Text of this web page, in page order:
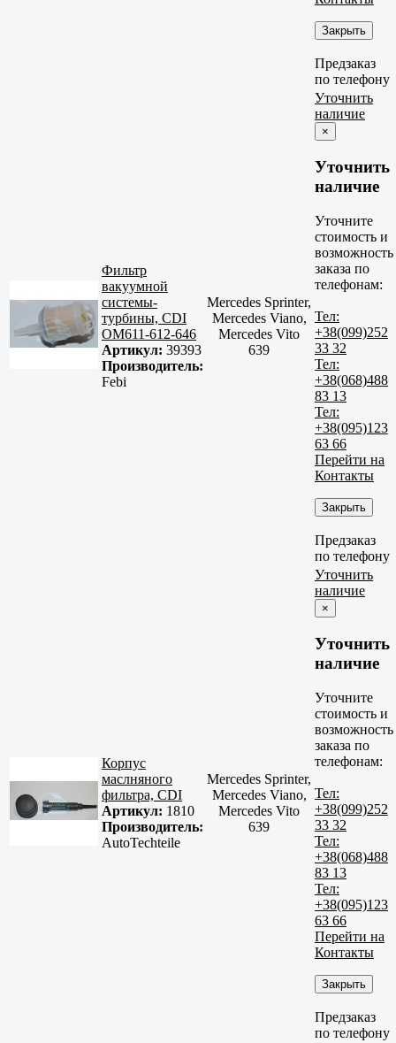
Закрыть
Предзаказ
по телефону
Фильтр
вакуумной
системы-
турбины, CDI
OM611-612-646
Артикул: 39393
Производитель:
Febi
Mercedes Sprinter,
Mercedes Viano,
Mercedes Vito
639
Уточнить
наличие
×
Уточнить
наличие
Уточните
стоимость и
возможность
заказа по
телефонам:
Тел:
+38(099)252
33 32
Тел:
+38(068)488
83 13
Тел:
+38(095)123
63 66
Перейти на
Контакты
Закрыть
Предзаказ
по телефону
Корпус
маслняного
фильтра, CDI
Артикул: 1810
Производитель:
AutoTechteile
Mercedes Sprinter,
Mercedes Viano,
Mercedes Vito
639
Уточнить
наличие
×
Уточнить
наличие
Уточните
стоимость и
возможность
заказа по
телефонам:
Тел:
+38(099)252
33 32
Тел:
+38(068)488
83 13
Тел:
+38(095)123
63 66
Перейти на
Контакты
Закрыть
Предзаказ
по телефону